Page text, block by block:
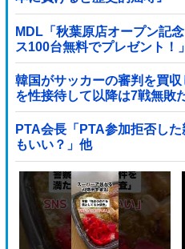
MDL「秋葉原店オープン記
ス100台無料でプレゼント
なってしまう
韓国がサッカーの審判を買
を性接待して以降は7戦無敗
PTA会長「PTA参加拒否し
もいい？」他